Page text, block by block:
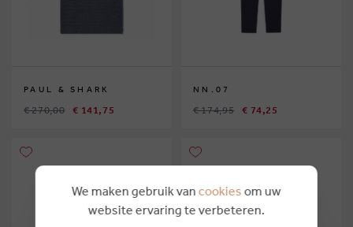
PAUL & SHARK
€ 270,00 € 141,75
NN.07
€ 174,95 € 74,25
We maken gebruik van cookies om uw
website ervaring te verbeteren.